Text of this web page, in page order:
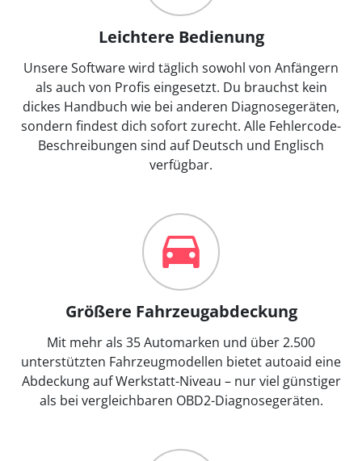
Leichtere Bedienung
Unsere Software wird täglich sowohl von Anfängern
als auch von Profis eingesetzt. Du brauchst kein
dickes Handbuch wie bei anderen Diagnosegeräten,
sondern findest dich sofort zurecht. Alle Fehlercode-
Beschreibungen sind auf Deutsch und Englisch
verfügbar.
Größere Fahrzeugabdeckung
Mit mehr als 35 Automarken und über 2.500
unterstützten Fahrzeugmodellen bietet autoaid eine
Abdeckung auf Werkstatt-Niveau – nur viel günstiger
als bei vergleichbaren OBD2-Diagnosegeräten.